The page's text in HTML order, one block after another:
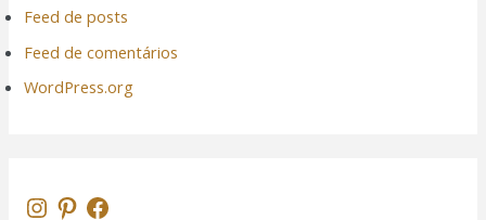
Feed de posts
Feed de comentários
WordPress.org